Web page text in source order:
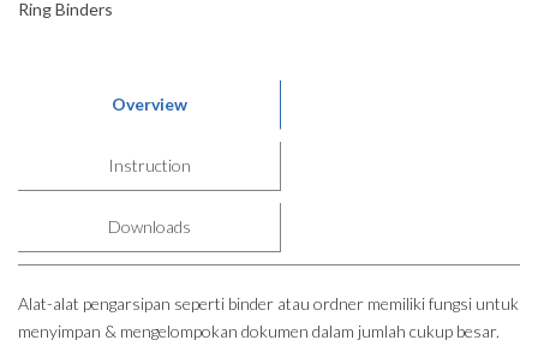
Ring Binders
Overview
Instruction
Downloads
Alat-alat pengarsipan seperti binder atau ordner memiliki fungsi untuk
menyimpan & mengelompokan dokumen dalam jumlah cukup besar.